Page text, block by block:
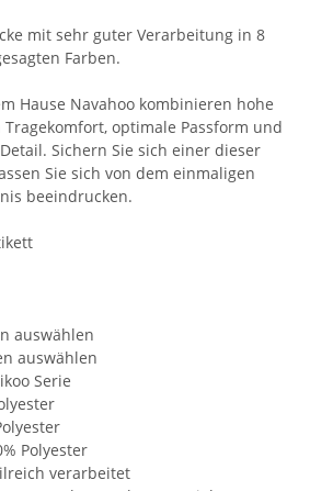
mit sehr guter Verarbeitung in 8
Farben.
Hause Navahoo kombinieren hohe
optimale Passform und
Sichern Sie sich einer dieser
Sie sich von dem einmaligen
beeindrucken.
auswählen
auswählen
Serie
Polyester
verarbeitet